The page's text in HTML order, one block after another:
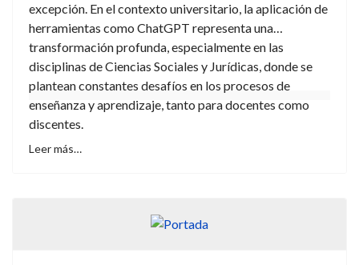
excepción. En el contexto universitario, la aplicación de
herramientas como ChatGPT representa una
transformación profunda, especialmente en las
disciplinas de Ciencias Sociales y Jurídicas, donde se
plantean constantes desafíos en los procesos de
enseñanza y aprendizaje, tanto para docentes como
discentes.
Leer más…